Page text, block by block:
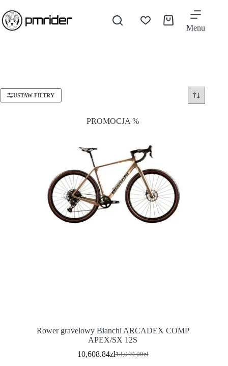
Menu
USTAW FILTRY
PROMOCJA %
Rower gravelowy Bianchi ARCADEX COMP
APEX/SX 12S
13,049.00zł
10,608.84zł